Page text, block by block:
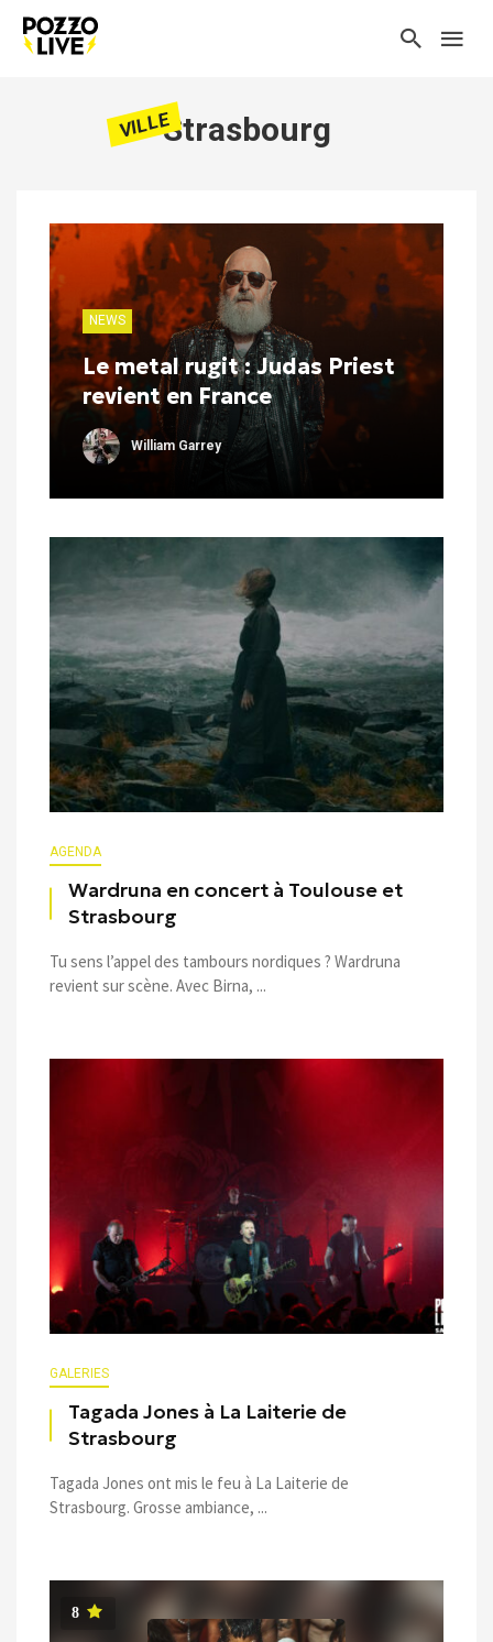
VILLEStrasbourg
NEWS
Le metal rugit : Judas Priest
revient en France
William Garrey
AGENDA
Wardruna en concert à Toulouse et
Strasbourg
Tu sens l’appel des tambours nordiques ? Wardruna
revient sur scène. Avec Birna, ...
GALERIES
Tagada Jones à La Laiterie de
Strasbourg
Tagada Jones ont mis le feu à La Laiterie de
Strasbourg. Grosse ambiance, ...
8